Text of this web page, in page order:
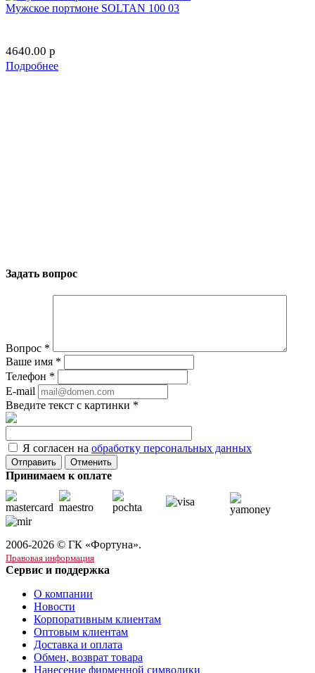
Мужское портмоне SOLTAN 100 03
4640.00 p
Подробнее
Задать вопрос
Вопрос *
Ваше имя *
Телефон *
E-mail
Введите текст с картинки *
Я согласен на обработку персональных данных
Отменить
Принимаем к оплате
2006-2026 © ГК «Фортуна».
Правовая информация
Сервис и поддержка
О компании
Новости
Корпоративным клиентам
Оптовым клиентам
Доставка и оплата
Обмен, возврат товара
Нанесение фирменной символики